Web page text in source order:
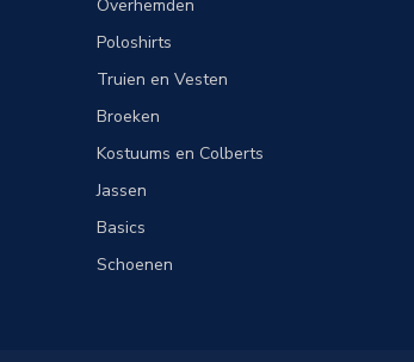
Overhemden
Poloshirts
Truien en Vesten
Broeken
Kostuums en Colberts
Jassen
Basics
Schoenen